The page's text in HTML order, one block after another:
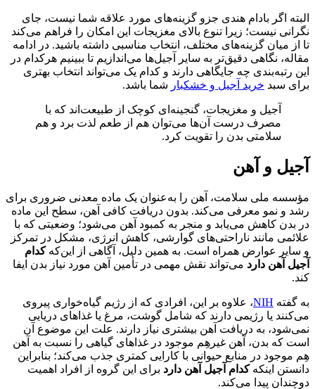
البته اگر بادام هندی جزو گزینه‌های مورد علاقه شما نیست، جای
نگرانی نیست؛ زیرا تنوع بالای مغزیجات این امکان را فراهم می‌کند
تا از میان گزینه‌های مختلف، انتخاب مناسبی داشته باشید. در ادامه
مقاله، نگاهی دقیق‌تر به سایر آجیل‌ها می‌اندازیم تا ببینیم هرکدام در
این رتبه‌بندی چه جایگاهی دارند و کدام یک می‌تواند انتخاب بهتری
برای سبد خرید آجیل و خشکبار شما باشد.
آجیل و مغزیجات، گنجینه‌ای کوچک از طبیعت‌اند که با
مصرف درست آن‌ها می‌توان هم از طعم لذت برد و هم
سلامتی بدن را تقویت کرد.
آجیل و آهن
مؤسسه ملی سلامت، آهن را به‌عنوان یک ماده معدنی ضروری برای
رشد و نمو معرفی می‌کند. بدون دریافت کافی آهن، سطح این ماده
در بدن کاهش می‌یابد و منجر به کمبود آهن می‌شود؛ وضعیتی که با
علائمی مانند ناراحتی‌های گوارشی، کاهش انرژی، مشکل در تمرکز
و سایر عوارض همراه است. به همین دلیل، آگاهی از این‌کهکدام
آجیل آهن دارد می‌تواند نقش مهمی در تأمین آهن مورد نیاز بدن ایفا
کند.
به گفته NIH، علاوه بر این، افرادی که از رژیم گیاه‌خواری پیروی
می‌کنند یا رژیمی دارند که شامل گوشت، مرغ یا غذاهای دریایی
نمی‌شود، به دریافت آهن بیشتری نیاز دارند. علت این موضوع آن
است که بدن، آهن غیرهِم موجود در غذاهای گیاهی را نسبت به آهن
هِم موجود در منابع حیوانی با کارایی کمتری جذب می‌کند؛ بنابراین
دانستن اینکهکدام آجیل آهن دارد برای این گروه از افراد اهمیت
دوچندان پیدا می‌کند.